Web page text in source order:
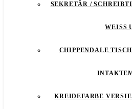
SEKRETÄR /
WEISS
CHIPPENDALE
KREIDEFARBE